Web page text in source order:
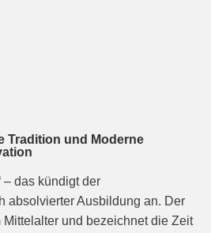
Tradition und Moderne
– das kündigt der
absolvierter Ausbildung an. Der
Mittelalter und bezeichnet die Zeit